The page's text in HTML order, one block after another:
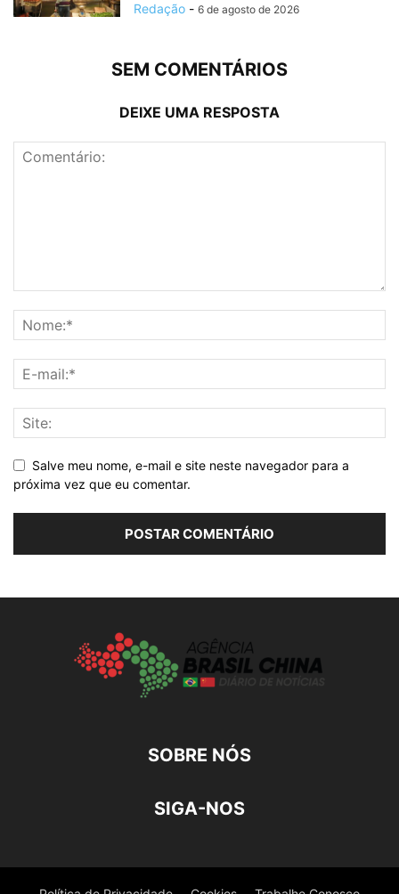
Redação - 6 de agosto de 2026
SEM COMENTÁRIOS
DEIXE UMA RESPOSTA
Salve meu nome, e-mail e site neste navegador para a
próxima vez que eu comentar.
SOBRE NÓS
SIGA-NOS